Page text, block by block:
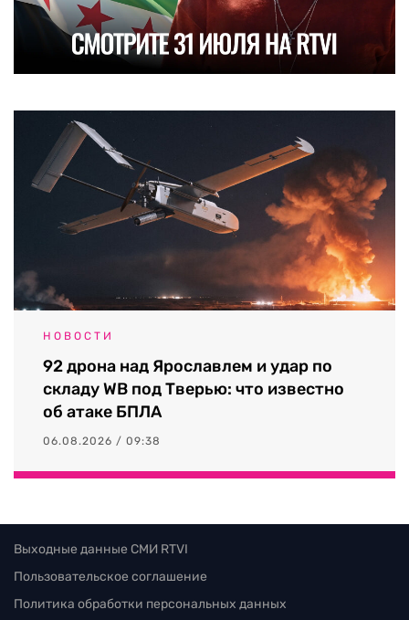
НОВОСТИ
92 дрона над Ярославлем и удар по
складу WB под Тверью: что известно
об атаке БПЛА
06.08.2026 / 09:38
Выходные данные СМИ RTVI
Пользовательское соглашение
Политика обработки персональных данных